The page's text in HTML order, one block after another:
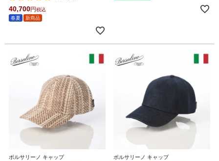
40,700
税込
春夏
新商品
ボルサリーノ キャップ ボルサリーノ キャップ